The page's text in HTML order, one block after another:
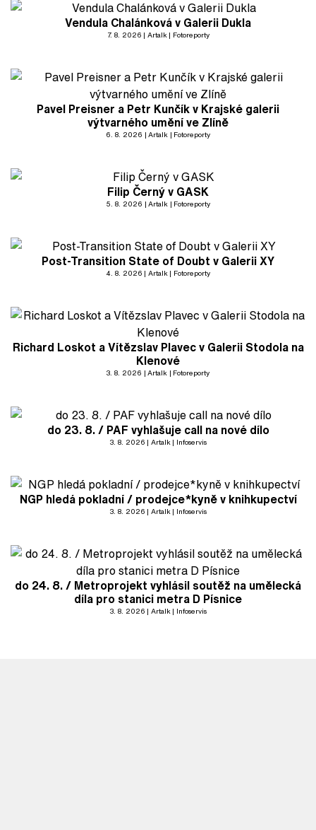
Vendula Chalánková v Galerii Dukla
7. 8. 2026 Artalk Fotoreporty
Pavel Preisner a Petr Kunčík v Krajské galerii
výtvarného umění ve Zlíně
6. 8. 2026 Artalk Fotoreporty
Filip Černý v GASK
5. 8. 2026 Artalk Fotoreporty
Post-Transition State of Doubt v Galerii XY
4. 8. 2026 Artalk Fotoreporty
Richard Loskot a Vítězslav Plavec v Galerii Stodola na
Klenové
3. 8. 2026 Artalk Fotoreporty
do 23. 8. / PAF vyhlašuje call na nové dílo
3. 8. 2026 Artalk Infoservis
NGP hledá pokladní / prodejce*kyně v knihkupectví
3. 8. 2026 Artalk Infoservis
do 24. 8. / Metroprojekt vyhlásil soutěž na umělecká
díla pro stanici metra D Písnice
3. 8. 2026 Artalk Infoservis